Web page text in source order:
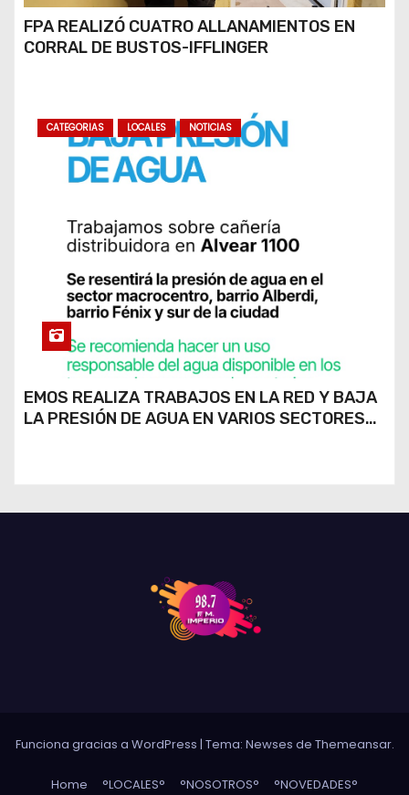
FPA REALIZÓ CUATRO ALLANAMIENTOS EN
CORRAL DE BUSTOS-IFFLINGER
CATEGORIAS LOCALES NOTICIAS
EMOS REALIZA TRABAJOS EN LA RED Y BAJA
LA PRESIÓN DE AGUA EN VARIOS SECTORES
Funciona gracias a WordPress | Tema: Newses de Themeansar.
Home °LOCALES° °NOSOTROS° °NOVEDADES°